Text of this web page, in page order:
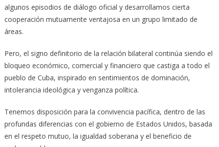
algunos episodios de diálogo oficial y desarrollamos cierta
cooperación mutuamente ventajosa en un grupo limitado de
áreas.
Pero, el signo definitorio de la relación bilateral continúa siendo el
bloqueo económico, comercial y financiero que castiga a todo el
pueblo de Cuba, inspirado en sentimientos de dominación,
intolerancia ideológica y venganza política.
Tenemos disposición para la convivencia pacífica, dentro de las
profundas diferencias con el gobierno de Estados Unidos, basada
en el respeto mutuo, la igualdad soberana y el beneficio de